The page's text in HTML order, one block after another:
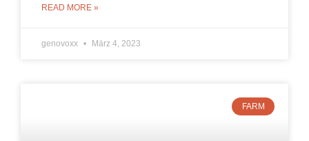
READ MORE »
genovoxx März 4, 2023
FARM